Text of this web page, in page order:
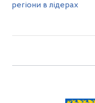
регіони в лідерах